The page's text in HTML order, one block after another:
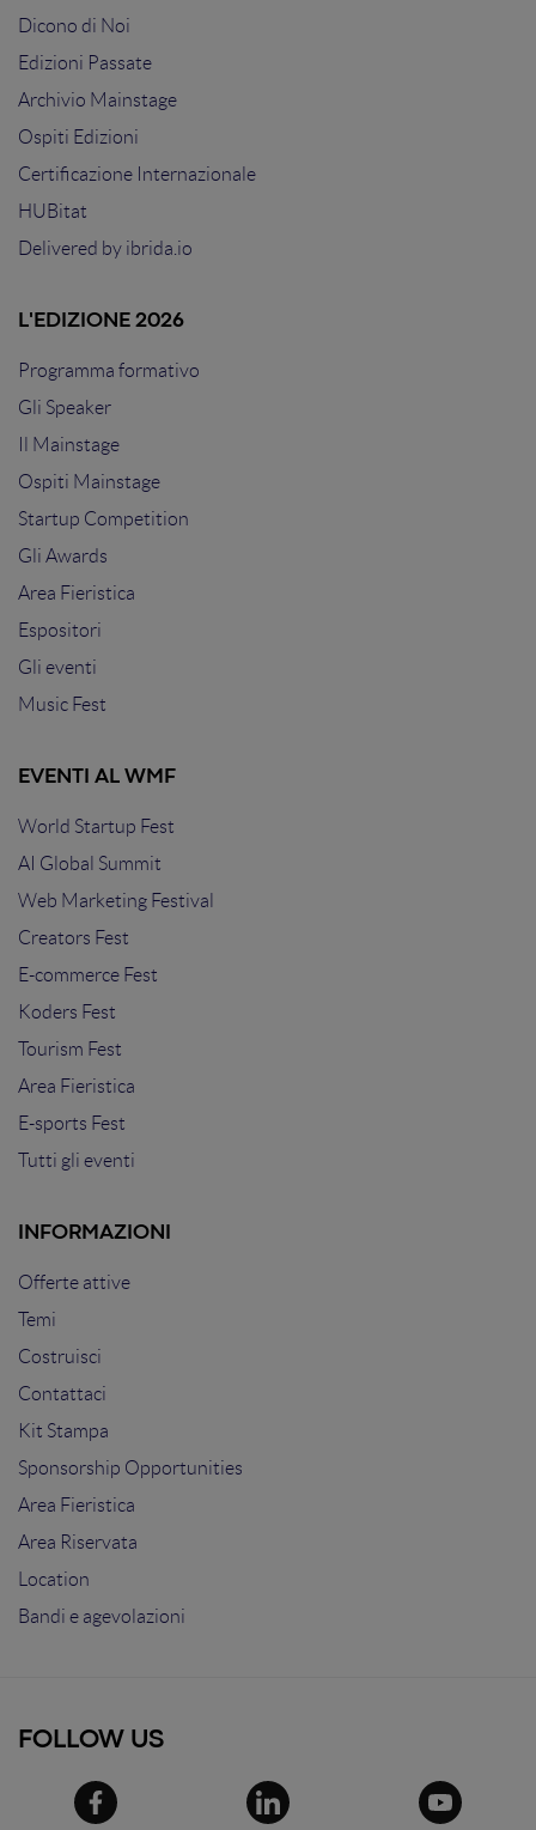
Dicono di Noi
Edizioni Passate
Archivio Mainstage
Ospiti Edizioni
Certificazione Internazionale
HUBitat
Delivered by ibrida.io
L'EDIZIONE 2026
Programma formativo
Gli Speaker
Il Mainstage
Ospiti Mainstage
Startup Competition
Gli Awards
Area Fieristica
Espositori
Gli eventi
Music Fest
EVENTI AL WMF
World Startup Fest
AI Global Summit
Web Marketing Festival
Creators Fest
E-commerce Fest
Koders Fest
Tourism Fest
Area Fieristica
E-sports Fest
Tutti gli eventi
INFORMAZIONI
Offerte attive
Temi
Costruisci
Contattaci
Kit Stampa
Sponsorship Opportunities
Area Fieristica
Area Riservata
Location
Bandi e agevolazioni
FOLLOW US